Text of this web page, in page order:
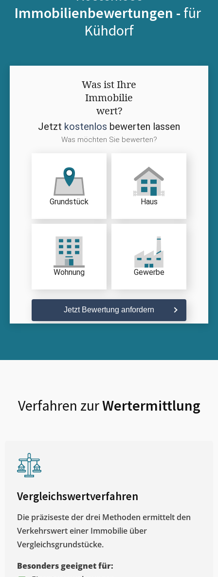
Immobilienbewertungen - für
Kühdorf
Was ist Ihre
Immobilie
wert?
Jetzt kostenlos bewerten lassen
Was möchten Sie bewerten?
Grundstück Haus
Wohnung Gewerbe
Jetzt Bewertung anfordern
Verfahren zurWertermittlung
Vergleichswertverfahren
Die präziseste der drei Methoden ermittelt den
Verkehrswert einer Immobilie über
Vergleichsgrundstücke.
Besonders geeignet für: